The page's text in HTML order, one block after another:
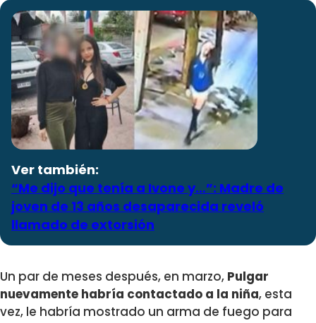
Ver también:
“Me dijo que tenía a Ivone y…”: Madre de
joven de 13 años desaparecida reveló
llamado de extorsión
Un par de meses después, en marzo, Pulgar
nuevamente habría contactado a la niña, esta
vez, le habría mostrado un arma de fuego para